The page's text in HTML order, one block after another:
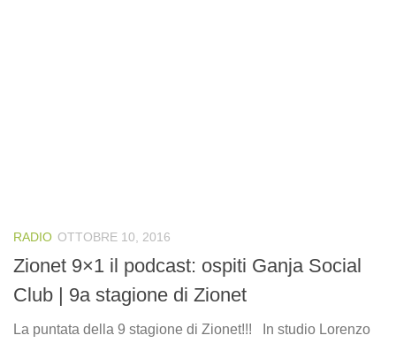
RADIO OTTOBRE 10, 2016
Zionet 9×1 il podcast: ospiti Ganja Social
Club | 9a stagione di Zionet
La puntata della 9 stagione di Zionet!!! In studio Lorenzo